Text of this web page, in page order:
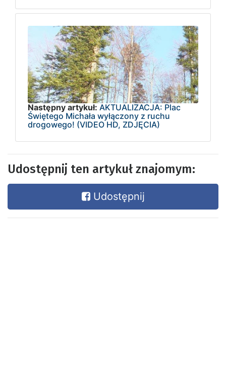
Następny artykuł: AKTUALIZACJA: Plac
Świętego Michała wyłączony z ruchu
drogowego! (VIDEO HD, ZDJĘCIA)
Udostępnij ten artykuł znajomym:
Udostępnij